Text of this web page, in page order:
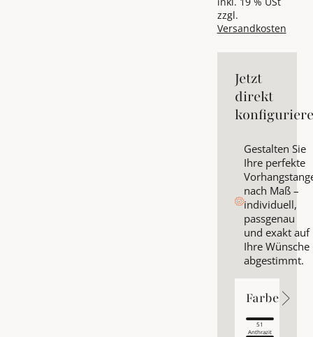
zzgl.
Versandkosten
Jetzt
direkt
Gestalten Sie
Ihre perfekte
nach Maß –
individuell,
passgenau
und exakt auf
Ihre Wünsche
abgestimmt.
Farbe
Farbe
Farbe
51
Anthrazit